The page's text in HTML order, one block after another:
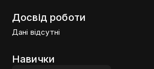
Досвід роботи
Дані відсутні
Навички